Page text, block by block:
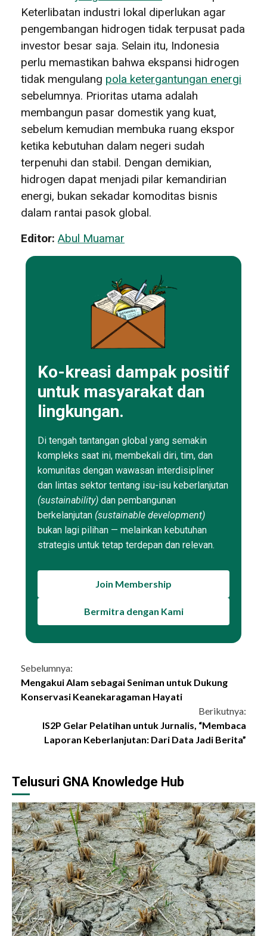
Keterlibatan industri lokal diperlukan agar
pengembangan hidrogen tidak terpusat pada
investor besar saja. Selain itu, Indonesia
perlu memastikan bahwa ekspansi hidrogen
tidak mengulang pola ketergantungan energi
sebelumnya. Prioritas utama adalah
membangun pasar domestik yang kuat,
sebelum kemudian membuka ruang ekspor
ketika kebutuhan dalam negeri sudah
terpenuhi dan stabil. Dengan demikian,
hidrogen dapat menjadi pilar kemandirian
energi, bukan sekadar komoditas bisnis
dalam rantai pasok global.
Editor: Abul Muamar
Ko-kreasi dampak positif
untuk masyarakat dan
lingkungan.
Di tengah tantangan global yang semakin
kompleks saat ini, membekali diri, tim, dan
komunitas dengan wawasan interdisipliner
dan lintas sektor tentang isu-isu keberlanjutan
(sustainability) dan pembangunan
berkelanjutan (sustainable development)
bukan lagi pilihan — melainkan kebutuhan
strategis untuk tetap terdepan dan relevan.
Join Membership
Bermitra dengan Kami
Continue
Reading
Sebelumnya:
Mengakui Alam sebagai Seniman untuk Dukung
Konservasi Keanekaragaman Hayati
Berikutnya:
IS2P Gelar Pelatihan untuk Jurnalis, “Membaca
Laporan Keberlanjutan: Dari Data Jadi Berita”
Telusuri GNA Knowledge Hub